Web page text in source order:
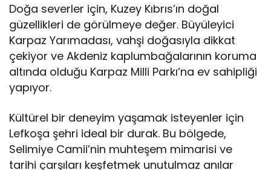
Doğa severler için, Kuzey Kıbrıs’ın doğal
güzellikleri de görülmeye değer. Büyüleyici
Karpaz Yarımadası, vahşi doğasıyla dikkat
çekiyor ve Akdeniz kaplumbağalarının koruma
altında olduğu Karpaz Milli Parkı’na ev sahipliği
yapıyor.
Kültürel bir deneyim yaşamak isteyenler için
Lefkoşa şehri ideal bir durak. Bu bölgede,
Selimiye Camii’nin muhteşem mimarisi ve
tarihi çarşıları keşfetmek unutulmaz anılar